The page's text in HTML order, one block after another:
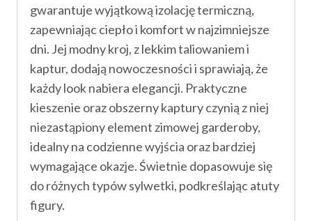
gwarantuje wyjątkową izolację termiczną,
zapewniając ciepło i komfort w najzimniejsze
dni. Jej modny kroj, z lekkim taliowaniem i
kaptur, dodają nowoczesności i sprawiają, że
każdy look nabiera elegancji. Praktyczne
kieszenie oraz obszerny kaptury czynią z niej
niezastąpiony element zimowej garderoby,
idealny na codzienne wyjścia oraz bardziej
wymagające okazje. Świetnie dopasowuje się
do różnych typów sylwetki, podkreślając atuty
figury.